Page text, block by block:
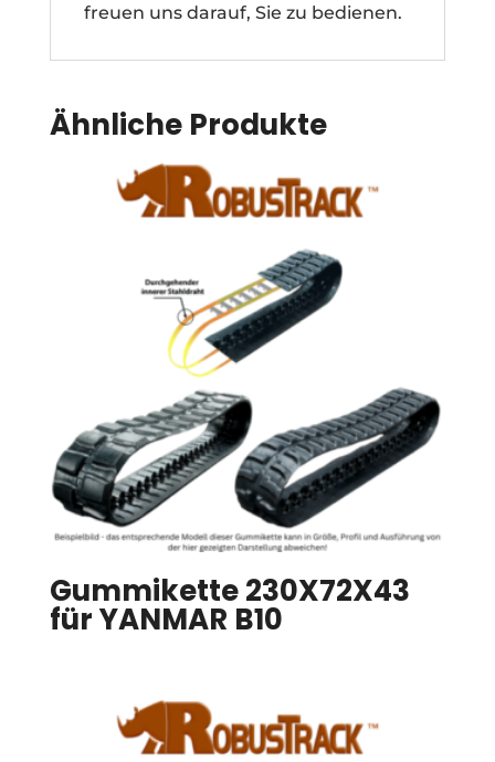
freuen uns darauf, Sie zu bedienen.
Ähnliche Produkte
Gummikette 230X72X43
für YANMAR B10